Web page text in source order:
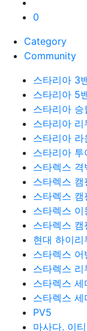
0
Category
Community
스타리아 3
스타리아 5
스타리아 승
스타리아 리
스타리아 라
스타리아 투
스타렉스
스타렉스 캠
스타렉스 캠
스타렉스 이
스타렉스 캠
현대 하이리
스타렉스
스타렉스 리
스타렉스 세
스타렉스 세
PV5
마사다. 이